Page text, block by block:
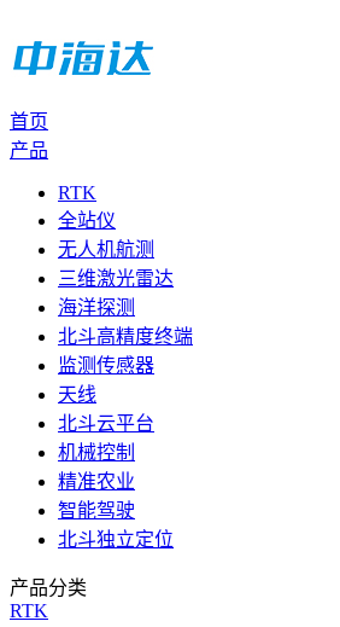
首页
产品
RTK
全站仪
无人机航测
三维激光雷达
海洋探测
北斗高精度终端
监测传感器
天线
北斗云平台
机械控制
精准农业
智能驾驶
北斗独立定位
产品分类
RTK